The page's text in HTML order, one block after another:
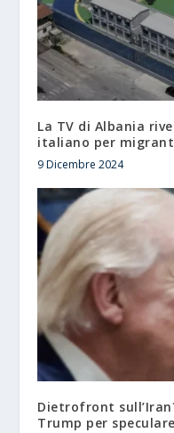
La TV di Albania
italiano per
9 Dicembre 2024
Dietrofront
Trump per